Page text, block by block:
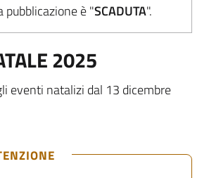
pubblicazione è "SCADUTA".
2025
eventi natalizi dal 13 dicembre